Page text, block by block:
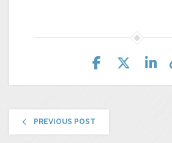
PREVIOUS POST